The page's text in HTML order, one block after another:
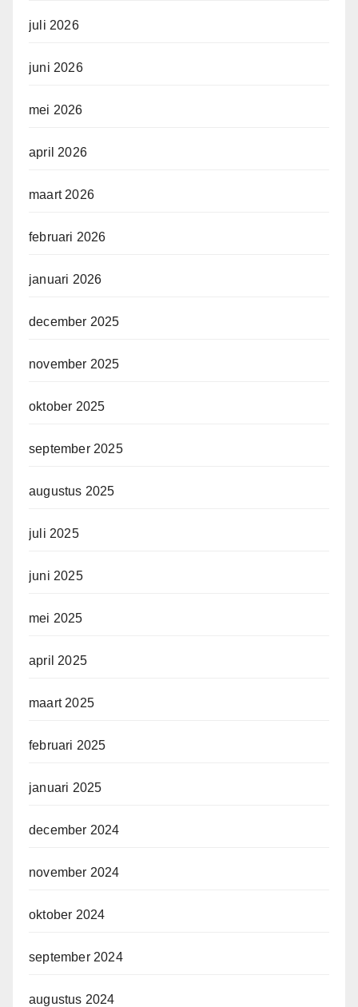
juli 2026
juni 2026
mei 2026
april 2026
maart 2026
februari 2026
januari 2026
december 2025
november 2025
oktober 2025
september 2025
augustus 2025
juli 2025
juni 2025
mei 2025
april 2025
maart 2025
februari 2025
januari 2025
december 2024
november 2024
oktober 2024
september 2024
augustus 2024